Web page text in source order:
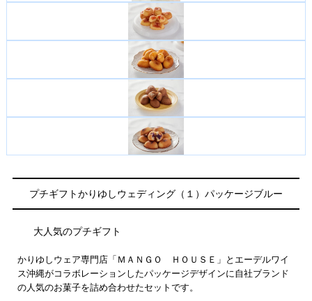
プチギフトかりゆしウェディング（１）パッケージブルー
大人気のプチギフト
かりゆしウェア専門店「ＭＡＮＧＯ ＨＯＵＳＥ」とエーデルワイ
ス沖縄がコラボレーションしたパッケージデザインに自社ブランド
の人気のお菓子を詰め合わせたセットです。